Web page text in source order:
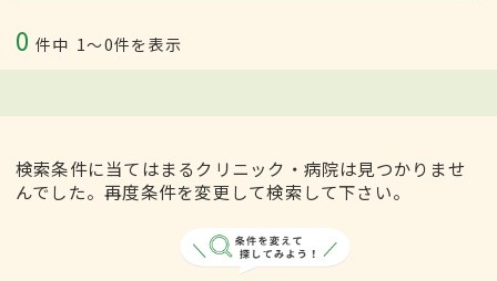
0 件中 1〜0件を表示
検索条件に当てはまるクリニック・病院は見つかりませ
んでした。再度条件を変更して検索して下さい。